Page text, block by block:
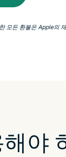
모든 환불은 Apple의
야